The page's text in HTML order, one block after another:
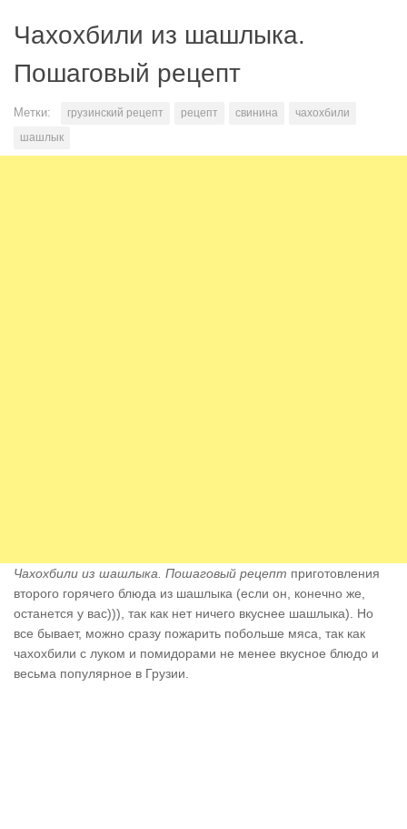
Чахохбили из шашлыка.
Пошаговый рецепт
Метки: грузинский рецепт рецепт свинина
чахохбили
шашлык
Чахохбили из шашлыка. Пошаговый рецепт приготовления
второго горячего блюда из шашлыка (если он, конечно же,
останется у вас))), так как нет ничего вкуснее шашлыка). Но
все бывает, можно сразу пожарить побольше мяса, так как
чахохбили с луком и помидорами не менее вкусное блюдо и
весьма популярное в Грузии.